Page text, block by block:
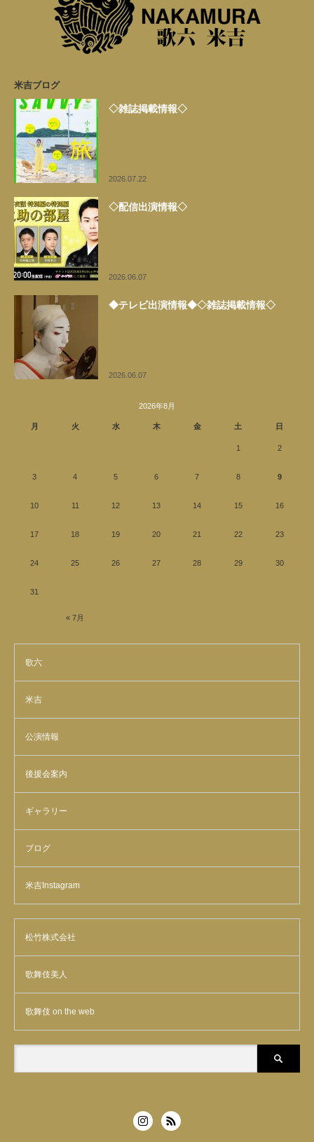
米吉ブログ
◇雑誌掲載情報◇
2026.07.22
◇配信出演情報◇
2026.06.07
◆テレビ出演情報◆◇雑誌掲載情報◇
2026.06.07
2026年8月
月 火 水 木 金 土 日
« 7月
1 2
3 4 5 6 7 8 9
10 11 12 13 14 15 16
17 18 19 20 21 22 23
24 25 26 27 28 29 30
31
歌六
米吉
公演情報
後援会案内
ギャラリー
ブログ
米吉Instagram
松竹株式会社
歌舞伎美人
歌舞伎 on the web